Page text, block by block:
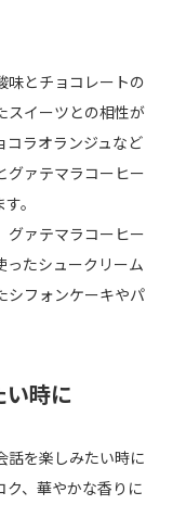
味とチョコレートの
スイーツとの相性が
コラオランジュなど
グァテマラコーヒー
。
グァテマラコーヒー
ったシュークリーム
シフォンケーキやパ
い時に
話を楽しみたい時に
ク、華やかな香りに